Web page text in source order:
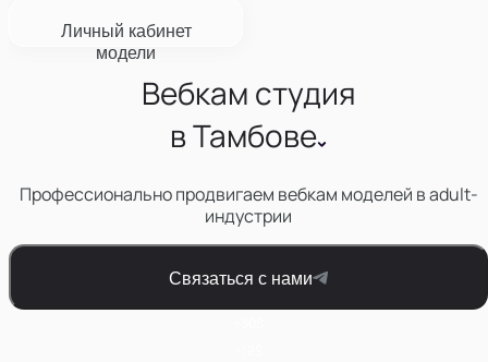
Личный кабинет
модели
Вебкам студия
вТамбове
Профессионально продвигаем вебкам моделей в adult-
индустрии
Связаться с нами